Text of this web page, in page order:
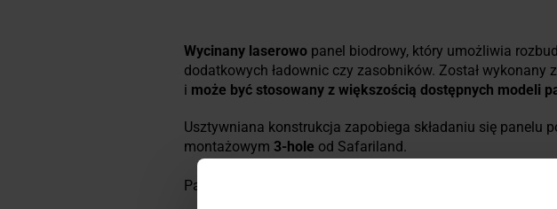
Wycinany laserowo panel biodrowy, który umożliwia
dodatkowych ładownic czy zasobników. Został wykonany z
i może być stosowany z większością dostępnych modeli
Usztywniana konstrukcja zapobiega składaniu się panelu
montażowym 3-hole od Safariland.
Panel jest kompatybilny z pasem taktycznym Mosquito.